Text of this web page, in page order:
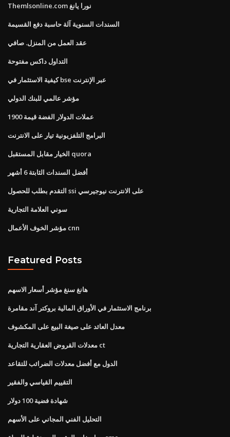
Themlsonline.com نورا يانغ
السندات السنوية آلة حاسبة دفع القسيمة
عقد العمل من المنزل. صافي
التداول داكس مفتوحة
كيفية الاستثمار في bse عبر الإنترنت
مؤشر عالمي للبنك الدولي
عملات الدولار الفضة قيمة 1900
البرامج التلفزيونية تيار على الانترنت
الخيار مقابل المستقبل quora
أفضل السندات الثابتة 6 أشهر
التقدم بطلب للحصول ssi على الانترنت نيوجيرسي
سوني العلامة التجارية
مؤشر الخوف الأعمال cnn
Featured Posts
هانغ سنغ مؤشر أسعار الاسهم
برنامج الاستثمار في الأوراق المالية بروكتر آند مقامرة
معدل العائد على صيغة البيع على المكشوف
معدلات القروض العقارية التجارية ct
الدول مع أفضل معدلات الضرائب للتقاعد
التقييم القياسي والفقير
شهادة فضية 100 دولار
التحليل الفني المجاني على الأسهم